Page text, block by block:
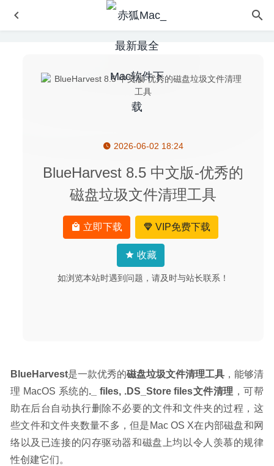
2026-06-02 18:24
BlueHarvest 8.5 中文版-优秀的
磁盘垃圾文件清理工具
立即下载 VIP免费下载
收藏
如浏览本站时遇到问题，请及时与站长联系！
BlueHarvest是一款优秀的磁盘垃圾文件清理工具 ，能够清
理 MacOS 系统的._ files, .DS_Store files文件清理 ，可帮
助在后台自动执行删除不必要的文件和文件夹的过程，这
些文件和文件夹数量不多，但是Mac OS X在内部磁盘和网
络以及已连接的闪存驱动器和磁盘上均以令人羡慕的规律
性创建它们。
MP3 Gain 4.8.0 中文版-MP3音量增大软件
文件拖拽效率神器 Dropzone Pro 4.0.1 破解版 2020-02-12
2020-06-26
Disk Drill Enterprise 3.8.971 – 数据恢复工具 2020-05-05
HitPaw Watermark Remover 2.4.7 中文版 – 图片视频快速